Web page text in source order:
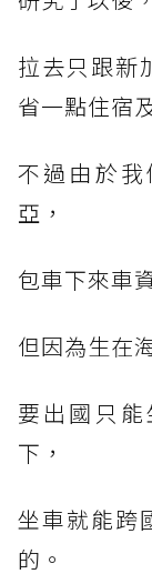
拉去只跟新
省一點住宿
不過由於
亞，
包車下來車
但因為生在
要出國只
下，
坐車就能跨
的。